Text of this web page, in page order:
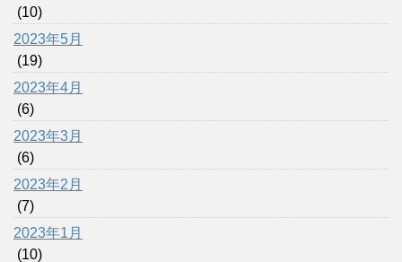
(10)
2023年5月
(19)
2023年4月
(6)
2023年3月
(6)
2023年2月
(7)
2023年1月
(10)